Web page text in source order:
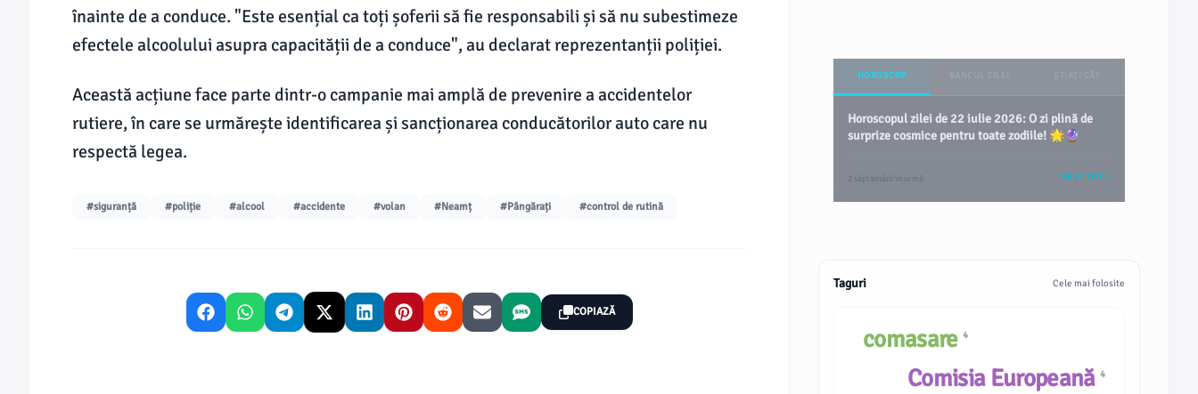
înainte de a conduce. "Este esențial ca toți șoferii să fie responsabili și să nu subestimeze
efectele alcoolului asupra capacității de a conduce", au declarat reprezentanții poliției.
Această acțiune face parte dintr-o campanie mai amplă de prevenire a accidentelor
rutiere, în care se urmărește identificarea și sancționarea conducătorilor auto care nu
respectă legea.
#siguranță #poliție #alcool #accidente #volan #Neamț #Pângărați #control de rutină
COPIAZĂ
HOROSCOP
Horoscopul zilei de 22 iulie 2026: O zi plină de
surprize cosmice pentru toate zodiile! 🌟🔮
2 săptămâni în urmă VEZI TOT
Taguri Cele mai folosite
Comisia Europeană 4
comasare 4